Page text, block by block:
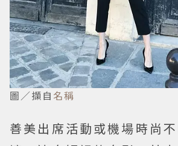
圖／擷自 名稱
善美出席活動或機場時尚